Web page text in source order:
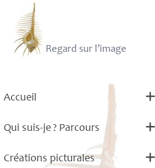
Regard sur l’image
Accueil
Qui suis-je? Parcours
Créations picturales